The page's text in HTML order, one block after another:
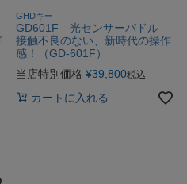
GHDキー
GD601F 光センサーパドル
接触不良のない、新時代の操作
感！（GD-601F）
当店特別価格 ¥39,800税込
カートに入れる